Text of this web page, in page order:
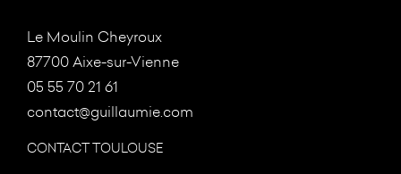
Le Moulin Cheyroux
87700 Aixe-sur-Vienne
05 55 70 21 61
contact@guillaumie.com
CONTACT TOULOUSE